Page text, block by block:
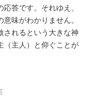
答です。それゆえ、
味がわかりません。
されるという大きな神
（主人）と仰ぐことが